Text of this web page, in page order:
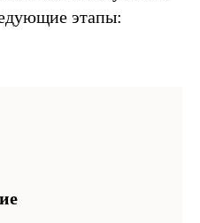
этапы: